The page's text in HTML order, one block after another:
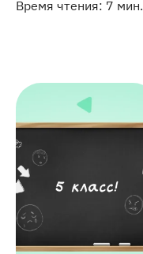
дистанционных
Время чтения: 7 мин.